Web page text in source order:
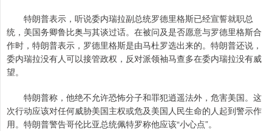
特朗普表示，听说委内瑞拉副总统罗德里格斯已经宣誓就职总
统，美国务卿鲁比奥与其谈过话。在被问及是否愿意与罗德里格斯合
作时，特朗普表示，罗德里格斯是由马杜罗选出来的。特朗普还说，
委内瑞拉没有人可以接管政权，反对派领袖马查多在委内瑞拉没有威
望。
特朗普称，他绝不允许恐怖分子和罪犯逍遥法外，危害美国。这
次行动应该对任何威胁美国主权或危及美国人民生命的人起到警示作
用。特朗普警告哥伦比亚总统佩特罗称他应该“小心点”。